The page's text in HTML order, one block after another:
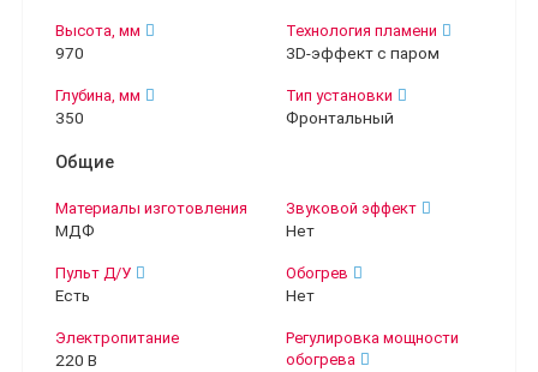
Высота, мм
970
Глубина, мм
350
Технология пламени
3D-эффект с паром
Тип установки
Фронтальный
Общие
Материалы изготовления
МДФ
Пульт Д/У
Есть
Электропитание
220 В
Звуковой эффект
Нет
Обогрев
Нет
Регулировка мощности
обогрева